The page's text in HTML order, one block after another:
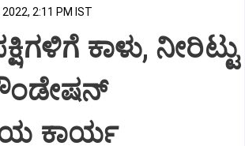
2022, 2:11 PM IST
ಕಾಳು, ನೀರಿಟ್ಟು
ಕಾರ್ಯ